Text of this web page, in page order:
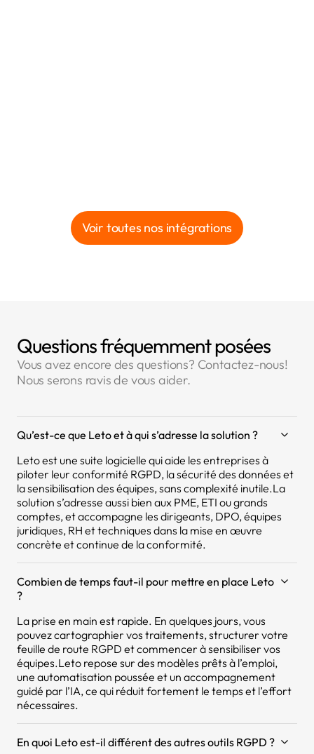
Voir toutes nos intégrations
Questions fréquemment posées
Vous avez encore des questions? Contactez-nous!
Nous serons ravis de vous aider.
Qu’est-ce que Leto et à qui s’adresse la solution ?
Leto est une suite logicielle qui aide les entreprises à
piloter leur conformité RGPD, la sécurité des données et
la sensibilisation des équipes, sans complexité inutile.La
solution s’adresse aussi bien aux PME, ETI ou grands
comptes, et accompagne les dirigeants, DPO, équipes
juridiques, RH et techniques dans la mise en œuvre
concrète et continue de la conformité.
Combien de temps faut-il pour mettre en place Leto
?
La prise en main est rapide. En quelques jours, vous
pouvez cartographier vos traitements, structurer votre
feuille de route RGPD et commencer à sensibiliser vos
équipes.Leto repose sur des modèles prêts à l’emploi,
une automatisation poussée et un accompagnement
guidé par l’IA, ce qui réduit fortement le temps et l’effort
nécessaires.
En quoi Leto est-il différent des autres outils RGPD ?